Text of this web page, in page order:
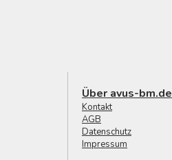
Über avus-bm.de
Kontakt
AGB
Datenschutz
Impressum